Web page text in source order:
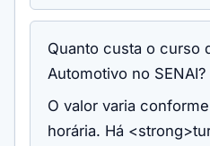
Quanto custa o curso
Automotivo no SENAI?
O valor varia
horária. Há